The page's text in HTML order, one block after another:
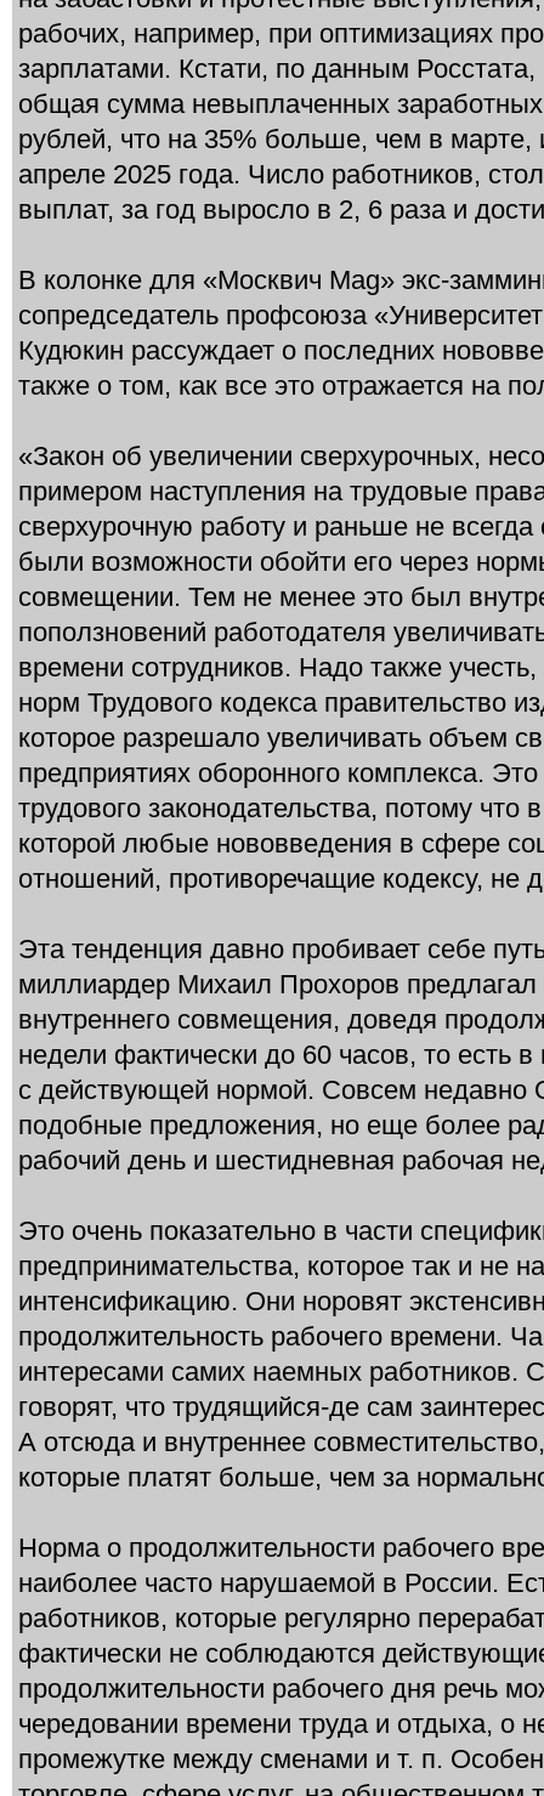
рабочих, например, при оптимизациях
зарплатами. Кстати, по данным Росстата,
общая сумма невыплаченных
рублей, что на 35% больше, чем в
апреле 2025 года. Число работников,
выплат, за год выросло в 2, 6 раза и
В колонке для «Москвич Mag» экс-
сопредседатель профсоюза
Кудюкин рассуждает о последних
также о том, как все это отражается на
«Закон об увеличении сверхурочных,
примером наступления на трудовые
сверхурочную работу и раньше не
были возможности обойти его через
совмещении. Тем не менее это был
поползновений работодателя
времени сотрудников. Надо также
норм Трудового кодекса правительство
которое разрешало увеличивать объем
предприятиях оборонного комплекса.
трудового законодательства, потому что
которой любые нововведения в сфере
отношений, противоречащие кодексу, не
Эта тенденция давно пробивает себе
миллиардер Михаил Прохоров предлагал
внутреннего совмещения, доведя
недели фактически до 60 часов, то есть
с действующей нормой. Совсем недавно
подобные предложения, но еще более
рабочий день и шестидневная рабочая
Это очень показательно в части
предпринимательства, которое так и не
интенсификацию. Они норовят
продолжительность рабочего времени.
интересами самих наемных работников.
говорят, что трудящийся-де сам
А отсюда и внутреннее
которые платят больше, чем за
Норма о продолжительности рабочего
наиболее часто нарушаемой в России.
работников, которые регулярно
фактически не соблюдаются
продолжительности рабочего дня речь
чередовании времени труда и отдыха, о
промежутке между сменами и т. п.